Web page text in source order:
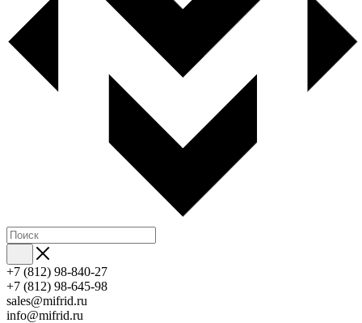
+7 (812) 98-840-27
+7 (812) 98-645-98
sales@mifrid.ru
info@mifrid.ru